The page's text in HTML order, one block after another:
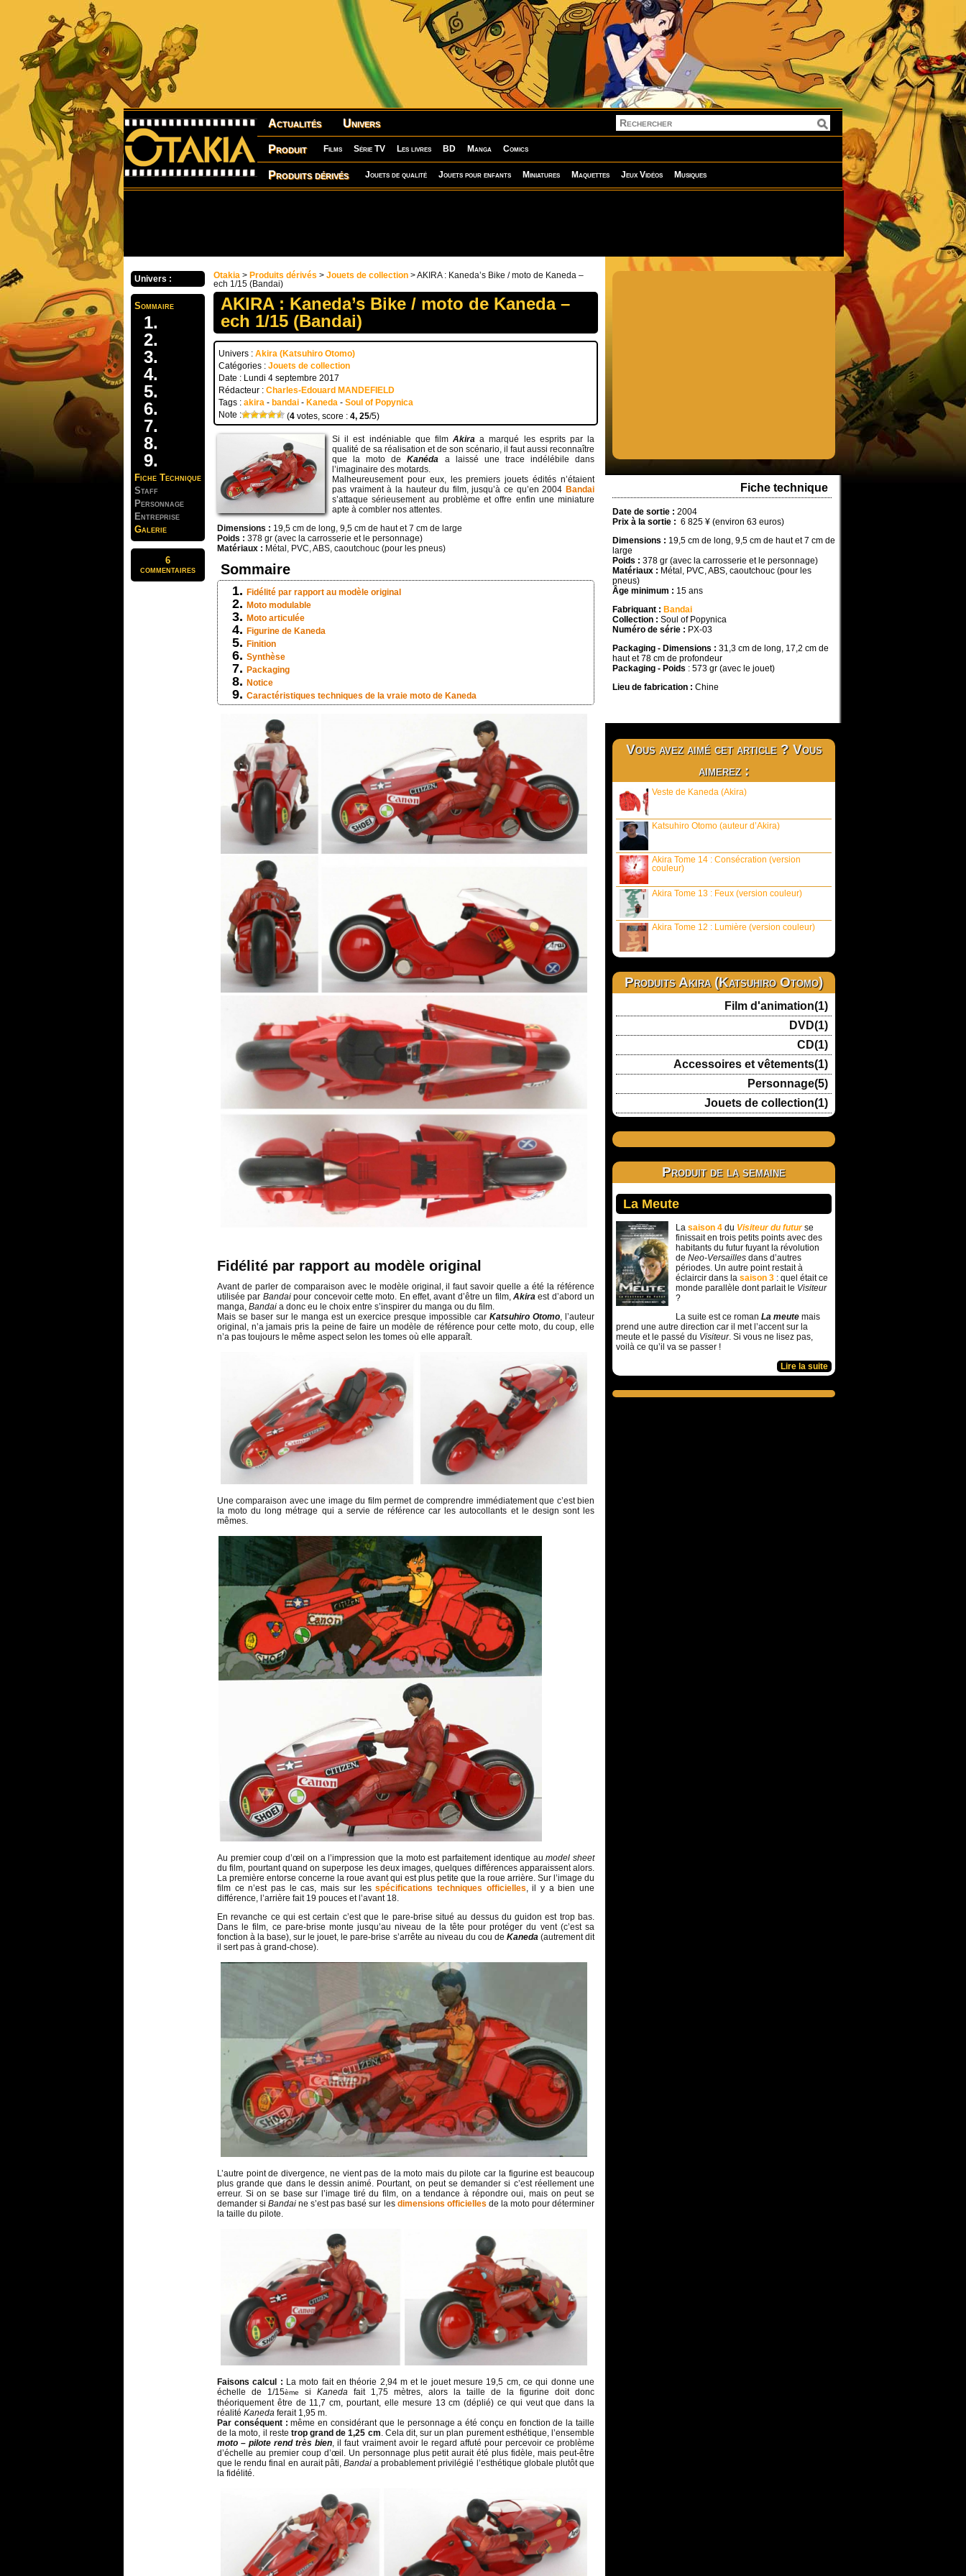
Actualités Univers
Produit Films Série TV Les livres BD Manga Comics
Produits dérivés Jouets de qualité Jouets pour enfants Miniatures Maquettes Jeux Vidéos Musiques
Univers :
Sommaire
Fiche Technique
Staff
Personnage
Entreprise
Galerie
6
commentaires
Otakia > Produits dérivés > Jouets de collection > AKIRA : Kaneda’s Bike / moto de Kaneda –
ech 1/15 (Bandai)
AKIRA : Kaneda’s Bike / moto de Kaneda –
ech 1/15 (Bandai)
Univers : Akira (Katsuhiro Otomo)
Catégories : Jouets de collection
Date : Lundi 4 septembre 2017
Rédacteur : Charles-Edouard MANDEFIELD
Tags : akira - bandai - Kaneda - Soul of Popynica
Note :
(4 votes, score : 4, 25/5)
Si il est indéniable que film Akira a marqué les esprits par la
qualité de sa réalisation et de son scénario, il faut aussi reconnaître
que la moto deKanéda a laissé une trace indélébile dans
l’imaginaire des motards.
Malheureusement pour eux, les premiers jouets édités n’étaient
pas vraiment à la hauteur du film, jusqu’à ce qu’en 2004 Bandai
s’attaque sérieusement au problème et offre enfin une miniature
apte à combler nos attentes.
Dimensions : 19,5 cm de long, 9,5 cm de haut et 7 cm de large
Poids : 378 gr (avec la carrosserie et le personnage)
Matériaux : Métal, PVC, ABS, caoutchouc (pour les pneus)
Sommaire
Fidélité par rapport au modèle original
Moto modulable
Moto articulée
Figurine de Kaneda
Finition
Synthèse
Packaging
Notice
Caractéristiques techniques de la vraie moto de Kaneda
Fidélité par rapport au modèle original
Avant de parler de comparaison avec le modèle original, il faut savoir quelle a été la référence
utilisée par Bandaipour concevoir cette moto. En effet, avant d’être un film, Akiraest d’abord un
manga, Bandai a donc eu le choix entre s’inspirer du manga ou du film.
Mais se baser sur le manga est un exercice presque impossible carKatsuhiro Otomo, l’auteur
original, n’a jamais pris la peine de faire un modèle de référence pour cette moto, du coup, elle
n’a pas toujours le même aspect selon les tomes où elle apparaît.
Une comparaison avec une image du film permet de comprendre immédiatement que c’est bien
la moto du long métrage qui a servie de référence car les autocollants et le design sont les
mêmes.
Au premier coup d’œil on a l’impression que la moto est parfaitement identique aumodel sheet
du film, pourtant quand on superpose les deux images, quelques différences apparaissent alors.
La première entorse concerne la roue avant qui est plus petite que la roue arrière. Sur l’image du
film ce n’est pas le cas, mais sur lesspécifications techniques officielles, il y a bien une
différence, l’arrière fait 19 pouces et l’avant 18.
En revanche ce qui est certain c’est que le pare-brise situé au dessus du guidon est trop bas.
Dans le film, ce pare-brise monte jusqu’au niveau de la tête pour protéger du vent (c’est sa
fonction à la base), sur le jouet, le pare-brise s’arrête au niveau du cou de Kaneda(autrement dit
il sert pas à grand-chose).
L’autre point de divergence, ne vient pas de la moto mais du pilote car la figurine est beaucoup
plus grande que dans le dessin animé. Pourtant, on peut se demander si c’est réellement une
erreur. Si on se base sur l’image tiré du film, on a tendance à répondre oui, mais on peut se
demander siBandai ne s’est pas basé sur les dimensions officielles de la moto pour déterminer
la taille du pilote.
Faisons calcul : La moto fait en théorie 2,94 m et le jouet mesure 19,5 cm, ce qui donne une
échelle de 1/15ème si Kaneda fait 1,75 mètres, alors la taille de la figurine doit donc
théoriquement être de 11,7 cm, pourtant, elle mesure 13 cm (déplié) ce qui veut que dans la
réalité Kaneda ferait 1,95 m.
Par conséquent : même en considérant que le personnage a été conçu en fonction de la taille
de la moto, il reste trop grand de 1,25 cm. Cela dit, sur un plan purement esthétique, l’ensemble
moto – pilote rend très bien, il faut vraiment avoir le regard affuté pour percevoir ce problème
d’échelle au premier coup d’œil. Un personnage plus petit aurait été plus fidèle, mais peut-être
que le rendu final en aurait pâti, Bandai a probablement privilégié l’esthétique globale plutôt que
la fidélité.
Fiche technique
Date de sortie : 2004
Prix à la sortie : 6 825 ¥ (environ 63 euros)
Dimensions : 19,5 cm de long, 9,5 cm de haut et 7 cm de
large
Poids : 378 gr (avec la carrosserie et le personnage)
Matériaux : Métal, PVC, ABS, caoutchouc (pour les
pneus)
Âge minimum : 15 ans
Fabriquant : Bandai
Collection : Soul of Popynica
Numéro de série : PX-03
Packaging - Dimensions : 31,3 cm de long, 17,2 cm de
haut et 78 cm de profondeur
Packaging - Poids : 573 gr (avec le jouet)
Lieu de fabrication : Chine
Vous avez aimé cet article ? Vous
aimerez :
Veste de Kaneda (Akira)
Katsuhiro Otomo (auteur d’Akira)
Akira Tome 14 : Consécration (version
couleur)
Akira Tome 13 : Feux (version couleur)
Akira Tome 12 : Lumière (version couleur)
Produits Akira (Katsuhiro Otomo)
Film d'animation(1)
DVD(1)
CD(1)
Accessoires et vêtements(1)
Personnage(5)
Jouets de collection(1)
Produit de la semaine
La Meute
La saison 4 du Visiteur du futurse
finissait en trois petits points avec des
habitants du futur fuyant la révolution
de Neo-Versailles dans d’autres
périodes. Un autre point restait à
éclaircir dans la saison 3 : quel était ce
monde parallèle dont parlait le Visiteur
?
La suite est ce roman La meute mais
prend une autre direction car il met l’accent sur la
meute et le passé du Visiteur. Si vous ne lisez pas,
voilà ce qu’il va se passer !
Lire la suite